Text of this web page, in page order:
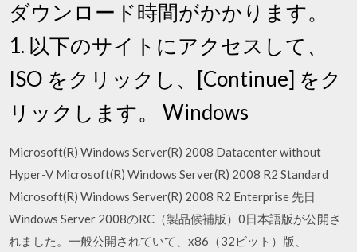
ダウンロード時間がかかります。
1. 以下のサイトにアクセスして、
ISO をクリックし、[Continue] をク
リックします。 Windows
Microsoft(R) Windows Server(R) 2008 Datacenter without
Hyper-V Microsoft(R) Windows Server(R) 2008 R2 Standard
Microsoft(R) Windows Server(R) 2008 R2 Enterprise 先日
Windows Server 2008のRC（製品候補版）0日本語版が公開さ
れました。一般公開されていて、x86（32ビット）版、